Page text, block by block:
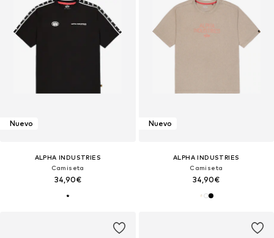
Nuevo
ALPHA INDUSTRIES
Camiseta
34,90€
Nuevo
ALPHA INDUSTRIES
Camiseta
34,90€